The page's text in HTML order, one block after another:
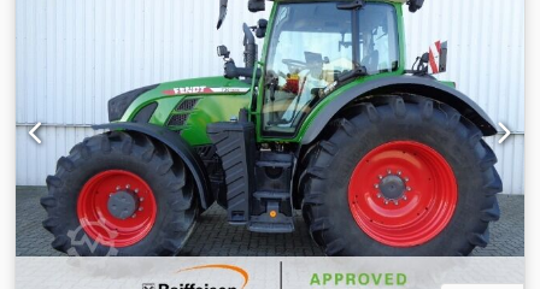
ABS, airconditioning, kraan, standkachel
Mercedes-Benz Actros 2644 - MP2 - Blad/blad vering - 6x4
aandrijving Dedsxttrqspfx Amyskr - Omringende
waarschuwingslichten - Lampenbeugel - Airco Fassi
F800BXB - Jib - Lier met kabel - Draadloze besturing -
Bouwjaar: 2007 - 4x hydraulische steunpoten - Betonnen
tegengewicht Fouten en tussentijdse verkoop
voorbehouden. Interne voertuignummer: 11539